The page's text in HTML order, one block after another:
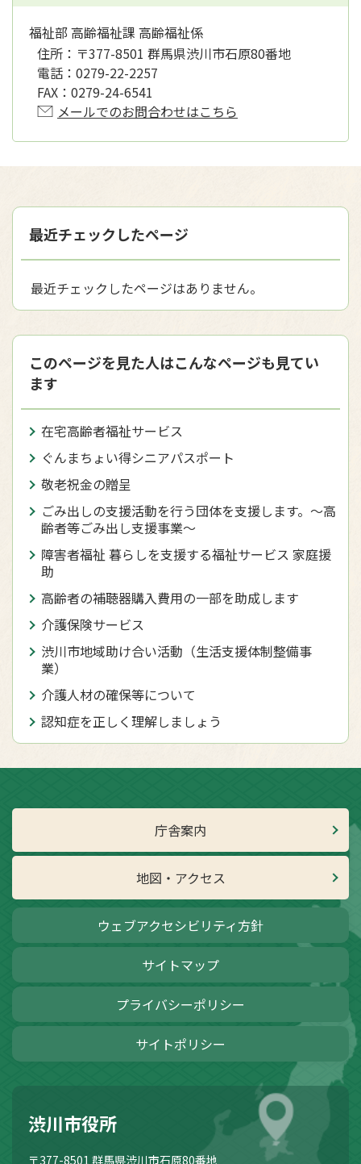
福祉部 高齢福祉課 高齢福祉係
住所： 〒377-8501 群馬県渋川市石原80番地
電話： 0279-22-2257
FAX： 0279-24-6541
メールでのお問合わせはこちら
最近チェックしたページ
最近チェックしたページはありません。
このページを見た人はこんなページも見てい
ます
在宅高齢者福祉サービス
ぐんまちょい得シニアパスポート
敬老祝金の贈呈
ごみ出しの支援活動を行う団体を支援します。～高
齢者等ごみ出し支援事業～
障害者福祉 暮らしを支援する福祉サービス 家庭援
助
高齢者の補聴器購入費用の一部を助成します
介護保険サービス
渋川市地域助け合い活動（生活支援体制整備事
業）
介護人材の確保等について
認知症を正しく理解しましょう
庁舎案内
地図・アクセス
ウェブアクセシビリティ方針
サイトマップ
プライバシーポリシー
サイトポリシー
渋川市役所
〒377-8501 群馬県渋川市石原80番地